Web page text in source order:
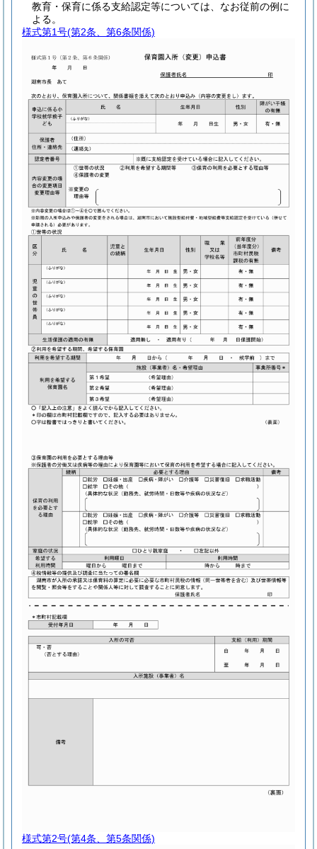
教育・保育に係る支給認定等については、なお従前の例に
よる。
様式第1号(第2条、第6条関係)
様式第2号(第4条、第5条関係)